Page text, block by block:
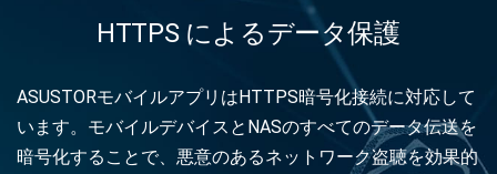
HTTPS によるデータ保護
ASUSTORモバイルアプリはHTTPS暗号化接続に対応して
います。モバイルデバイスとNASのすべてのデータ伝送を
暗号化することで、悪意のあるネットワーク盗聴を効果的